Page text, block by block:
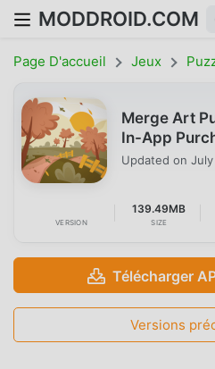
MODDROID.COM
Page D'accueil Jeux
Merge Art
In-App
Updated on July
VERSION
139.49MB
SIZE
Télécharger
Versions